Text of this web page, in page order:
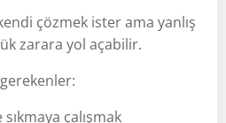
çözmek ister ama yanlış
zarara yol açabilir.
çalışmak